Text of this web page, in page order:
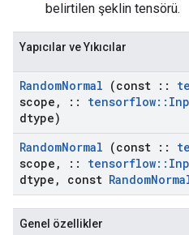
belirtilen şeklin tensörü.
Yapıcılar ve Yıkıcılar
RandomNormal (const ::
scope , :: tensorflow::
dtype)
RandomNormal (const ::
scope , :: tensorflow::
dtype , const Random
Genel özellikler